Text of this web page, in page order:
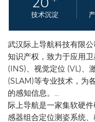
技术沉淀
武汉际上导航科技有限
知识产权，致力于应用
(INS)、视觉定位 (VL)、
(SLAM)等专业技术，为
的感知信息。
际上导航是一家集软硬
感器组合定位测姿系统